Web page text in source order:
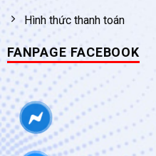
Hình thức thanh toán
FANPAGE FACEBOOK